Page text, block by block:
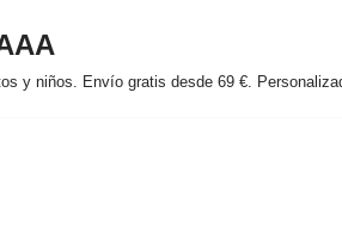
y niños. Envío gratis desde 69 €.